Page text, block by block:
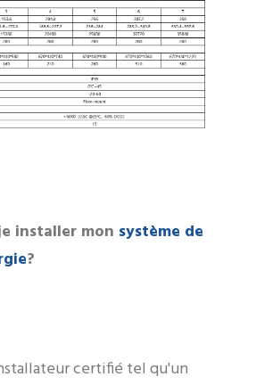
installer mon système de
?
certifié tel qu'un